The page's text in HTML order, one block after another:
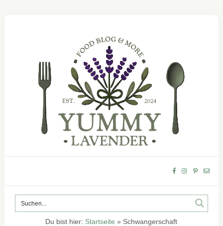
Du bist hier: Startseite » Schwangerschaft